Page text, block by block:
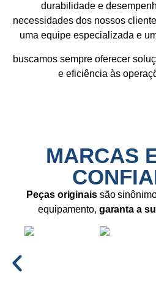
durabilidade e
necessidades dos nossos
uma equipe especializada e
buscamos sempre oferecer
e eficiência às
MARCAS
Peças originaissão
equipamento, garanta a